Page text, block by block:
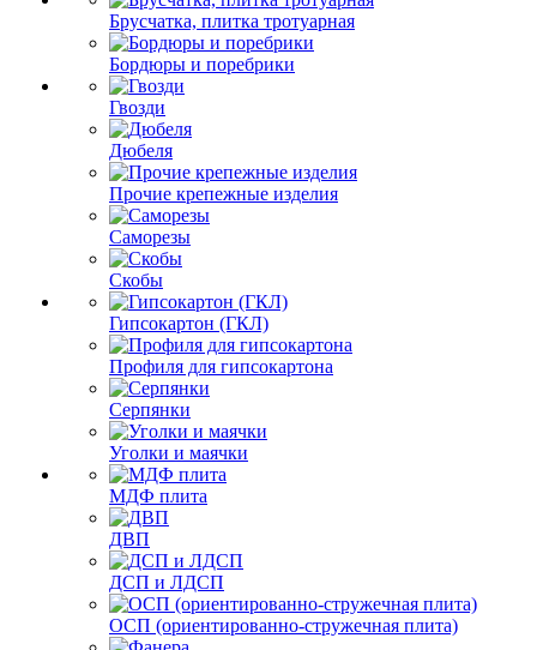
Брусчатка, плитка тротуарная
Бордюры и поребрики
Гвозди
Дюбеля
Прочие крепежные изделия
Саморезы
Скобы
Гипсокартон (ГКЛ)
Профиля для гипсокартона
Серпянки
Уголки и маячки
МДФ плита
ДВП
ДСП и ЛДСП
ОСП (ориентированно-стружечная плита)